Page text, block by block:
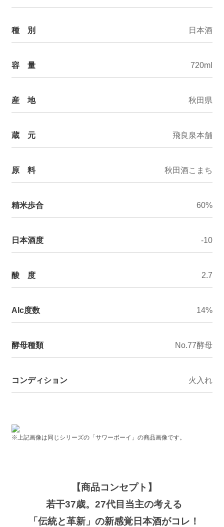
種 別 日本酒
容 量 720ml
産 地 秋田県
蔵 元 飛良泉本舗
原 料 秋田酒こまち
精米歩合 60%
日本酒度 -10
酸 度 2.7
Alc度数 14%
酵母種類 No.77酵母
コンディション 火入れ
※上記画像は同じシリーズの「サワーボーイ」の商品画像です。
【商品コンセプト】
若干37歳。27代目当主の考える
「伝統と革新」の新感覚日本酒がコレ！